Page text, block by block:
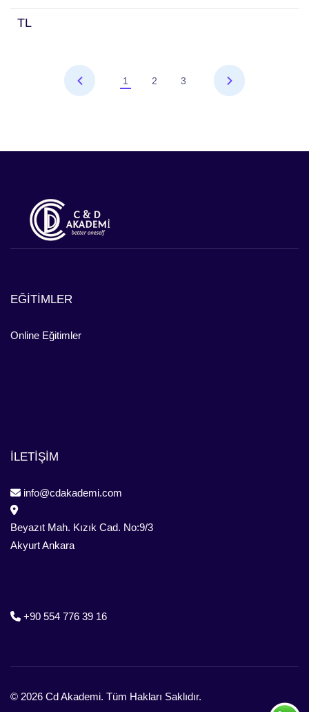
776 39 16
Kızık Cad. No:9/3
TL
1 2 3
EĞİTİMLER
Online Eğitimler
İLETİŞİM
info@cdakademi.com
Beyazıt Mah. Kızık Cad. No:9/3
Akyurt Ankara
+90 554 776 39 16
© 2026 Cd Akademi. Tüm Hakları Saklıdır.